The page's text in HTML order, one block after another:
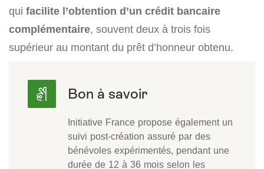
qui facilite l’obtention d’un crédit bancaire
complémentaire, souvent deux à trois fois
supérieur au montant du prêt d’honneur obtenu.
Initiative France propose également un
suivi post-création assuré par des
bénévoles expérimentés, pendant une
durée de 12 à 36 mois selon les